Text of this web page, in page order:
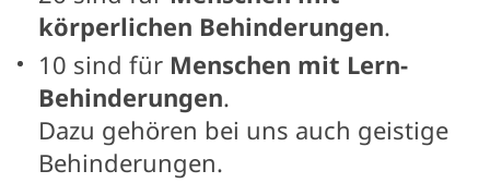
körperlichen Behinderungen.
10 sind für Menschen mit Lern-
Behinderungen.
Dazu gehören bei uns auch geistige
Behinderungen.